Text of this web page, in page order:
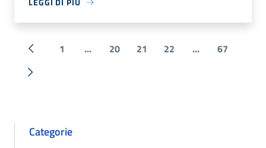
« Precedente
1 ... 20 21 22 ... 67
Successiva »
Categorie